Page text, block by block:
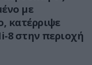
με
κατέρριψε
8 στην περιοχή